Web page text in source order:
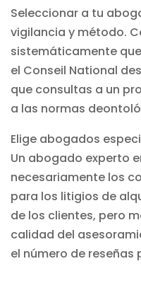
Seleccionar a tu
vigilancia y método.
sistemáticamente
el Conseil National
que consultas a un
a las normas
Elige abogados
Un abogado experto
necesariamente los
para los litigios de
de los clientes, pero
calidad del
el número de reseñas